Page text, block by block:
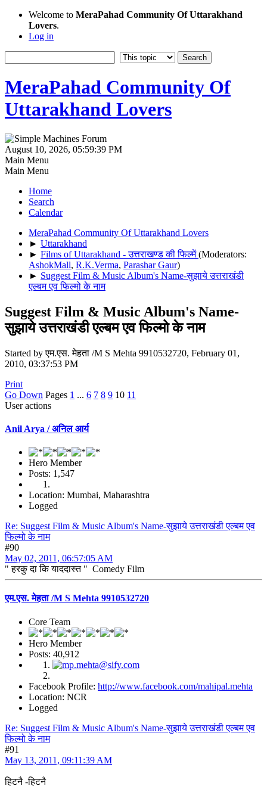
Welcome to MeraPahad Community Of Uttarakhand
Lovers.
Log in
MeraPahad Community Of
Uttarakhand Lovers
August 10, 2026, 05:59:39 PM
Main Menu
Main Menu
Home
Search
Calendar
MeraPahad Community Of Uttarakhand Lovers
► Uttarakhand
► Films of Uttarakhand - उत्तराखण्ड की फिल्में(Moderators:
AshokMall, R.K.Verma, Parashar Gaur)
► Suggest Film & Music Album's Name-सुझाये उत्तराखंडी
एल्बम एव फिल्मो के नाम
Suggest Film & Music Album's Name-
सुझाये उत्तराखंडी एल्बम एव फिल्मो के नाम
Started by एम.एस. मेहता /M S Mehta 9910532720, February 01,
2010, 03:37:53 PM
Print
Go Down Pages 1 ... 6 7 8 9 10 11
User actions
Anil Arya / अनिल आर्य
Hero Member
Posts: 1,547
Location: Mumbai, Maharashtra
Logged
Re: Suggest Film & Music Album's Name-सुझाये उत्तराखंडी एल्बम एव
फिल्मो के नाम
#90
May 02, 2011, 06:57:05 AM
" हरकु दा कि याददास्त " Comedy Film
एम.एस. मेहता /M S Mehta 9910532720
Core Team
Hero Member
Posts: 40,912
Facebook Profile: http://www.facebook.com/mahipal.mehta
Location: NCR
Logged
Re: Suggest Film & Music Album's Name-सुझाये उत्तराखंडी एल्बम एव
फिल्मो के नाम
#91
May 13, 2011, 09:11:39 AM
हिटनै -हिटनै